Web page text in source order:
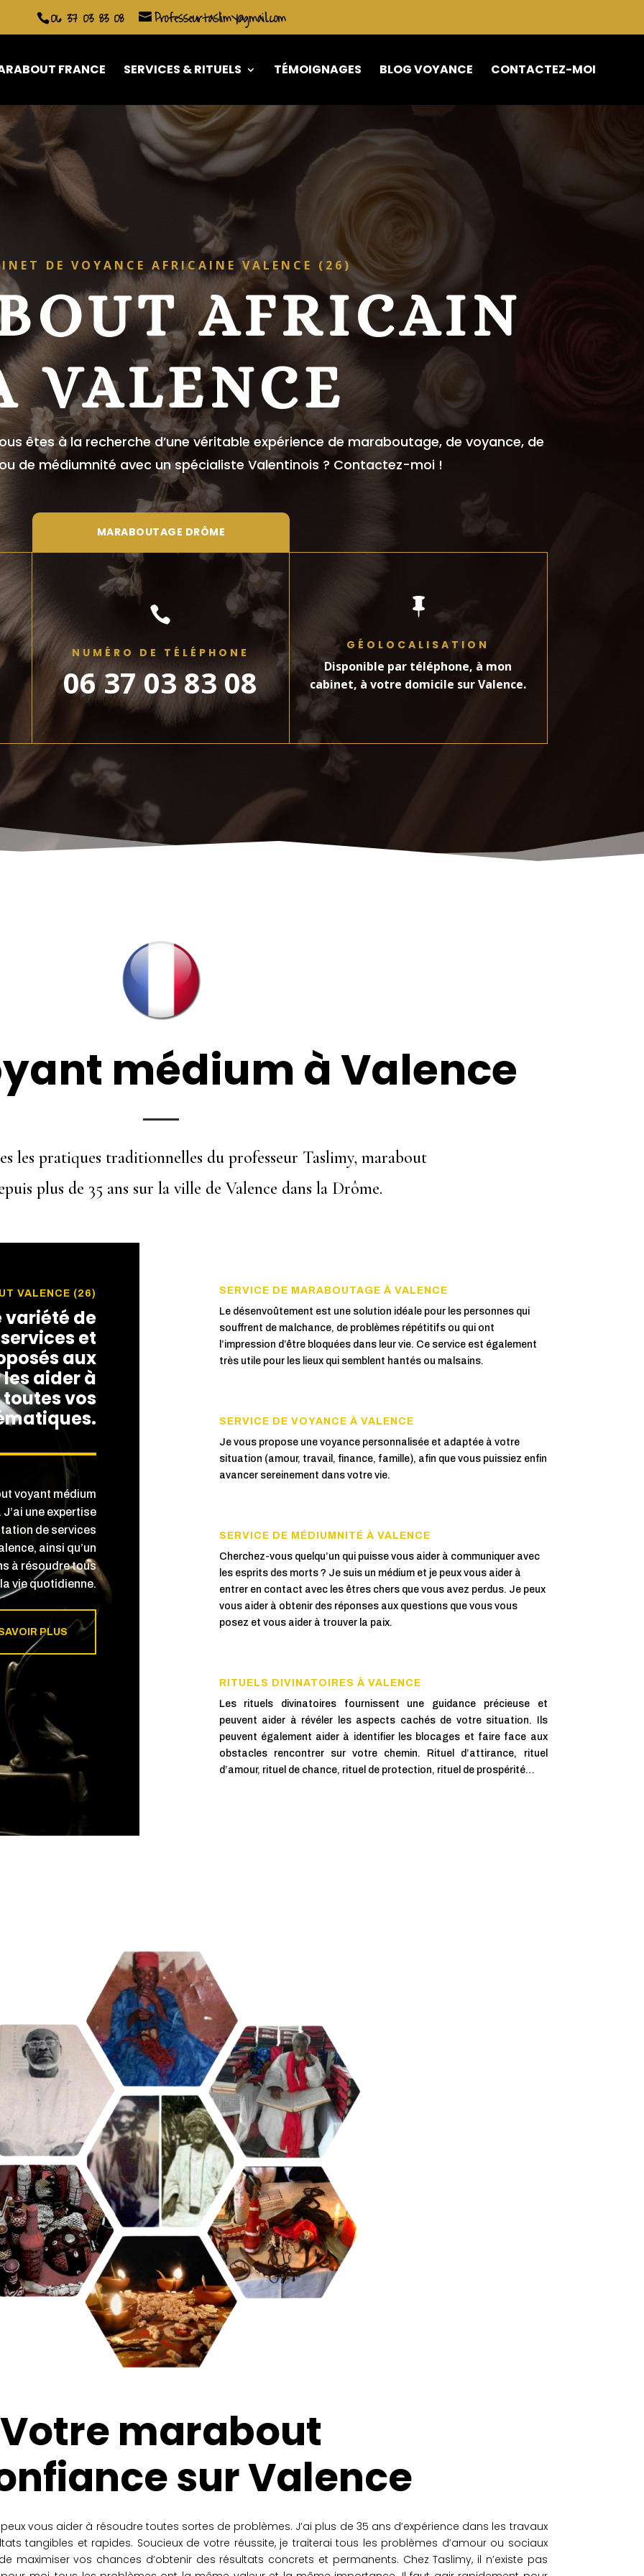
06 37 03 83 08 Professeurtaslimy@gmail.com
FRANCE SERVICES & RITUELS TÉMOIGNAGES BLOG VOYANCE CONTACTEZ-MOI
DE VOYANCE AFRICAINE VALENCE (26)
AFRICAIN
VALENCE
êtes à la recherche d’une véritable expérience de maraboutage, de voyance, de
de médiumnité avec un spécialiste Valentinois ? Contactez-moi !
MARABOUTAGE DRÔME

NUMÉRO DE TÉLÉPHONE
06 37 03 83 08

GÉOLOCALISATION
Disponible par téléphone, à mon
cabinet, à votre domicile sur Valence.
médium à Valence
les pratiques traditionnelles du professeur Taslimy, marabout
plus de 35 ans sur la ville de Valence dans la Drôme.
VALENCE (26)
variété de
et
aux
aider à
vos
voyant médium
une expertise
de services
ainsi qu’un
à résoudre tous
vie quotidienne.
PLUS
SERVICE DE MARABOUTAGE À VALENCE
Le désenvoûtement est une solution idéale pour les personnes qui
souffrent de malchance, de problèmes répétitifs ou qui ont
l’impression d’être bloquées dans leur vie. Ce service est également
très utile pour les lieux qui semblent hantés ou malsains.
SERVICE DE VOYANCE À VALENCE
Je vous propose une voyance personnalisée et adaptée à votre
situation (amour, travail, finance, famille), afin que vous puissiez enfin
avancer sereinement dans votre vie.
SERVICE DE MÉDIUMNITÉ À VALENCE
Cherchez-vous quelqu’un qui puisse vous aider à communiquer avec
les esprits des morts ? Je suis un médium et je peux vous aider à
entrer en contact avec les êtres chers que vous avez perdus. Je peux
vous aider à obtenir des réponses aux questions que vous vous
posez et vous aider à trouver la paix.
RITUELS DIVINATOIRES À VALENCE
Les rituels divinatoires fournissent une guidance précieuse et
peuvent aider à révéler les aspects cachés de votre situation. Ils
peuvent également aider à identifier les blocages et faire face aux
obstacles rencontrer sur votre chemin. Rituel d’attirance, rituel
d’amour, rituel de chance, rituel de protection, rituel de prospérité…
Votre marabout
sur Valence
vous aider à résoudre toutes sortes de problèmes. J’ai plus de 35 ans d’expérience dans les travaux
tangibles et rapides. Soucieux de votre réussite, je traiterai tous les problèmes d’amour ou sociaux
maximiser vos chances d’obtenir des résultats concrets et permanents. Chez Taslimy, il n’existe pas